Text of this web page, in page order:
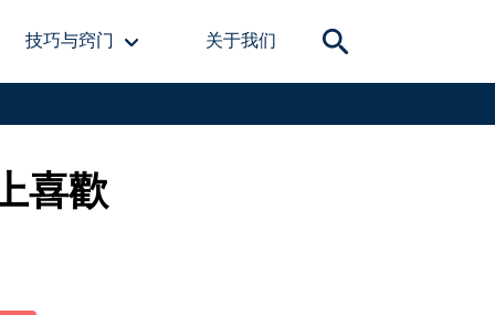
技巧与窍门 关于我们
喜歡